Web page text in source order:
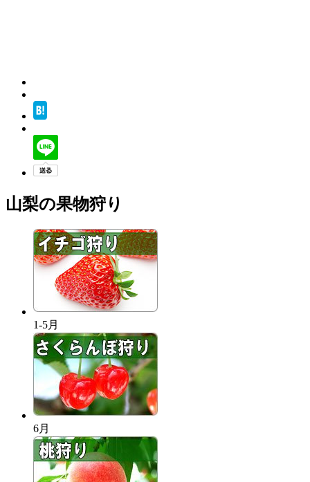
山梨の果物狩り
1-5月
6月